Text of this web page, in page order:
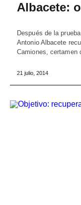
Albacete:
Después de la
Antonio Albacete
Camiones, certamen
21 julio, 2014